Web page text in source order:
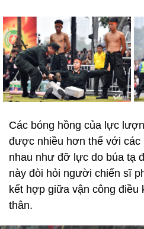
Các bóng hồng của lực
được nhiều hơn thế với các
nhau như đỡ lực do búa tạ
này đòi hỏi người chiến sĩ
kết hợp giữa vận công điều
thân.